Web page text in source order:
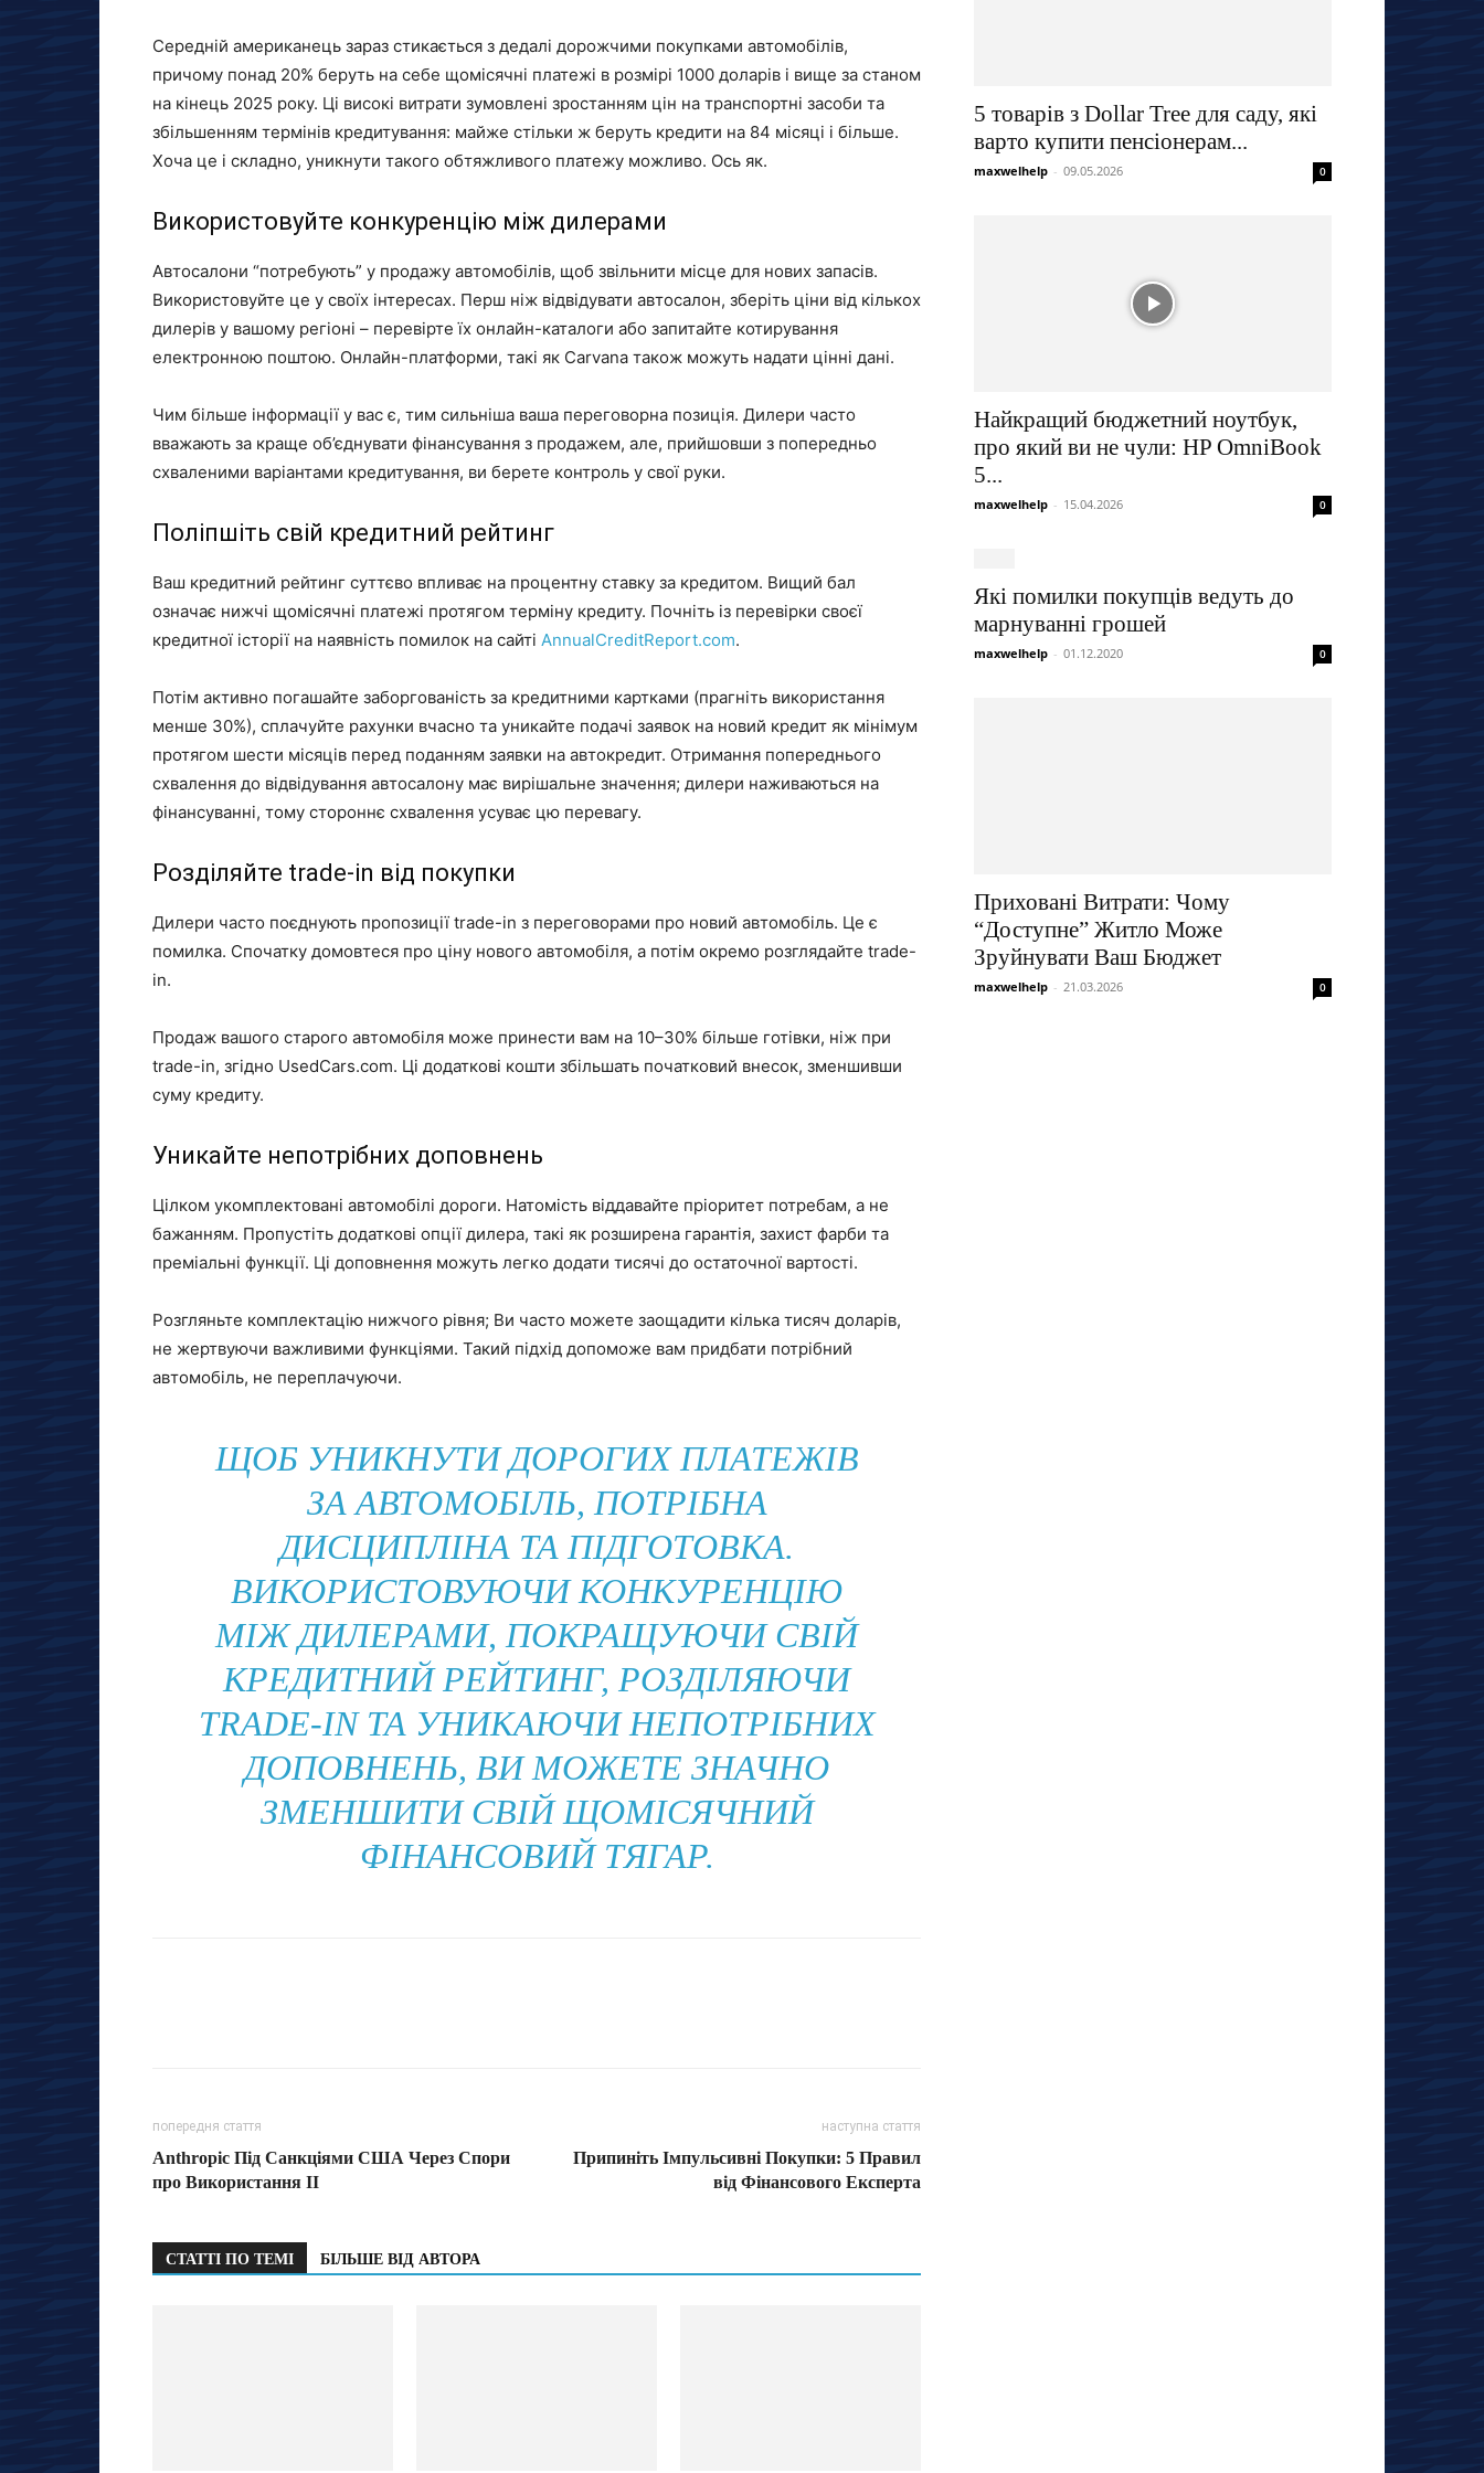
Середній американець зараз стикається з дедалі дорожчими покупками автомобілів,
причому понад 20% беруть на себе щомісячні платежі в розмірі 1000 доларів і вище за станом
на кінець 2025 року. Ці високі витрати зумовлені зростанням цін на транспортні засоби та
збільшенням термінів кредитування: майже стільки ж беруть кредити на 84 місяці і більше.
Хоча це і складно, уникнути такого обтяжливого платежу можливо. Ось як.
Використовуйте конкуренцію між дилерами
Автосалони “потребують” у продажу автомобілів, щоб звільнити місце для нових запасів.
Використовуйте це у своїх інтересах. Перш ніж відвідувати автосалон, зберіть ціни від кількох
дилерів у вашому регіоні – перевірте їх онлайн-каталоги або запитайте котирування
електронною поштою. Онлайн-платформи, такі як Carvana також можуть надати цінні дані.
Чим більше інформації у вас є, тим сильніша ваша переговорна позиція. Дилери часто
вважають за краще об’єднувати фінансування з продажем, але, прийшовши з попередньо
схваленими варіантами кредитування, ви берете контроль у свої руки.
Поліпшіть свій кредитний рейтинг
Ваш кредитний рейтинг суттєво впливає на процентну ставку за кредитом. Вищий бал
означає нижчі щомісячні платежі протягом терміну кредиту. Почніть із перевірки своєї
кредитної історії на наявність помилок на сайті AnnualCreditReport.com.
Потім активно погашайте заборгованість за кредитними картками (прагніть використання
менше 30%), сплачуйте рахунки вчасно та уникайте подачі заявок на новий кредит як мінімум
протягом шести місяців перед поданням заявки на автокредит. Отримання попереднього
схвалення до відвідування автосалону має вирішальне значення; дилери наживаються на
фінансуванні, тому стороннє схвалення усуває цю перевагу.
Розділяйте trade-in від покупки
Дилери часто поєднують пропозиції trade-in з переговорами про новий автомобіль. Це є
помилка. Спочатку домовтеся про ціну нового автомобіля, а потім окремо розглядайте trade-
in.
Продаж вашого старого автомобіля може принести вам на 10–30% більше готівки, ніж при
trade-in, згідно UsedCars.com. Ці додаткові кошти збільшать початковий внесок, зменшивши
суму кредиту.
Уникайте непотрібних доповнень
Цілком укомплектовані автомобілі дороги. Натомість віддавайте пріоритет потребам, а не
бажанням. Пропустіть додаткові опції дилера, такі як розширена гарантія, захист фарби та
преміальні функції. Ці доповнення можуть легко додати тисячі до остаточної вартості.
Розгляньте комплектацію нижчого рівня; Ви часто можете заощадити кілька тисяч доларів,
не жертвуючи важливими функціями. Такий підхід допоможе вам придбати потрібний
автомобіль, не переплачуючи.
ЩОБ УНИКНУТИ ДОРОГИХ ПЛАТЕЖІВ
ЗА АВТОМОБІЛЬ, ПОТРІБНА
ДИСЦИПЛІНА ТА ПІДГОТОВКА.
ВИКОРИСТОВУЮЧИ КОНКУРЕНЦІЮ
МІЖ ДИЛЕРАМИ, ПОКРАЩУЮЧИ СВІЙ
КРЕДИТНИЙ РЕЙТИНГ, РОЗДІЛЯЮЧИ
TRADE-IN ТА УНИКАЮЧИ НЕПОТРІБНИХ
ДОПОВНЕНЬ, ВИ МОЖЕТЕ ЗНАЧНО
ЗМЕНШИТИ СВІЙ ЩОМІСЯЧНИЙ
ФІНАНСОВИЙ ТЯГАР.
попередня стаття
Anthropic Під Санкціями США Через Спори
про Використання ІІ
наступна стаття
Припиніть Імпульсивні Покупки: 5 Правил
від Фінансового Експерта
СТАТТІ ПО ТЕМІ БІЛЬШЕ ВІД АВТОРА
5 товарів з Dollar Tree для саду, які
варто купити пенсіонерам...
maxwelhelp - 09.05.2026 0
Найкращий бюджетний ноутбук,
про який ви не чули: HP OmniBook
5...
maxwelhelp - 15.04.2026 0
Які помилки покупців ведуть до
марнуванні грошей
maxwelhelp - 01.12.2020 0
Приховані Витрати: Чому
“Доступне” Житло Може
Зруйнувати Ваш Бюджет
maxwelhelp - 21.03.2026 0